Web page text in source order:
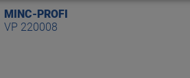
MINC-PROFI
VP 220008